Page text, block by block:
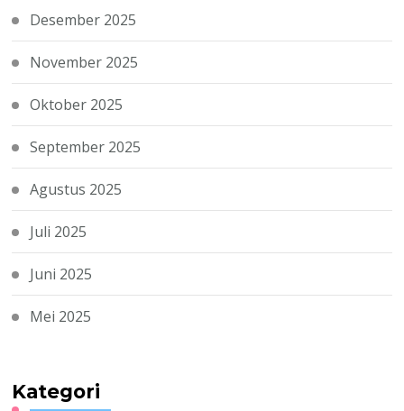
Desember 2025
November 2025
Oktober 2025
September 2025
Agustus 2025
Juli 2025
Juni 2025
Mei 2025
Kategori